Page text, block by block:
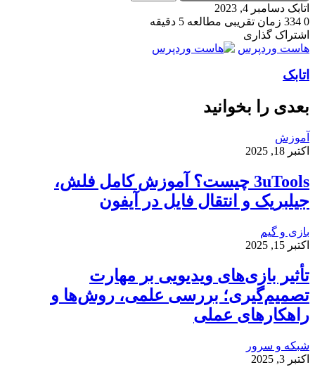
اتابک ارسال
به
ایمیل
دسامبر 4, 2023
0
زمان تقریبی مطالعه 5 دقیقه
اشتراک گذاری
فیسبوک
ایکس
لینکداین
پینتریست
اسکایپ
واتس
تلگرام
اشتراک
با
چاپ
هاست وردپرس
اتابک
بعدی را بخوانید
آموزش
اکتبر 18, 2025
3uTools چیست؟ آموزش کامل فلش،
جیلبریک و انتقال فایل در آیفون
بازی و گیم
اکتبر 15, 2025
تأثیر بازی‌های ویدیویی بر مهارت
تصمیم‌گیری؛ بررسی علمی، روش‌ها و
راهکارهای عملی
شبکه و سرور
اکتبر 3, 2025